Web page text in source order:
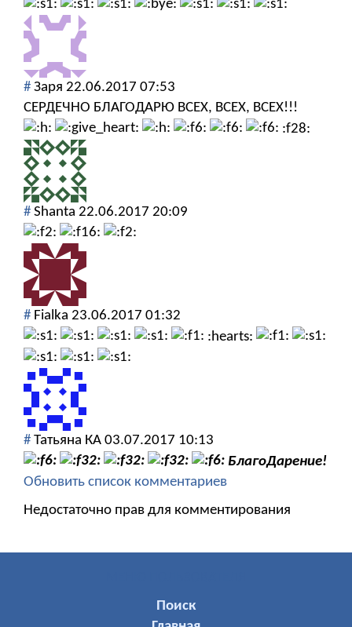
# Заря 22.06.2017 07:53
СЕРДЕЧНО БЛАГОДАРЮ ВСЕХ, ВСЕХ, ВСЕХ!!!
:f28:
# Shanta 22.06.2017 20:09
# Fialka 23.06.2017 01:32
:hearts:
# Татьяна КА 03.07.2017 10:13
БлагоДарение!
Обновить список комментариев
Недостаточно прав для комментирования
Поиск